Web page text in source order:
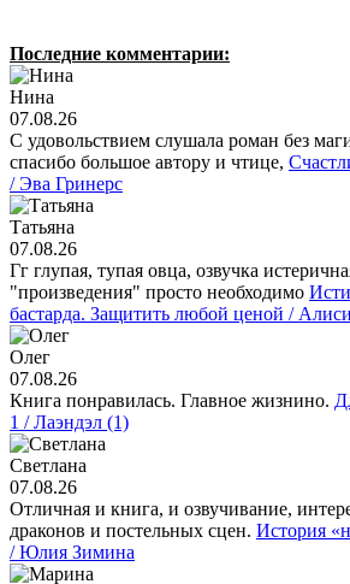
Последние комментарии:
Нина
07.08.26
С удовольствием слушала роман без
спасибо большое автору и чтице,
/ Эва Гринерс
Татьяна
07.08.26
Гг глупая, тупая овца, озвучка
"произведения" просто необходимо
бастарда. Защитить любой ценой /
Олег
07.08.26
Книга понравилась. Главное жизнино.
1 / Лаэндэл (1)
Светлана
07.08.26
Отличная и книга, и озвучивание,
драконов и постельных сцен. История
/ Юлия Зимина